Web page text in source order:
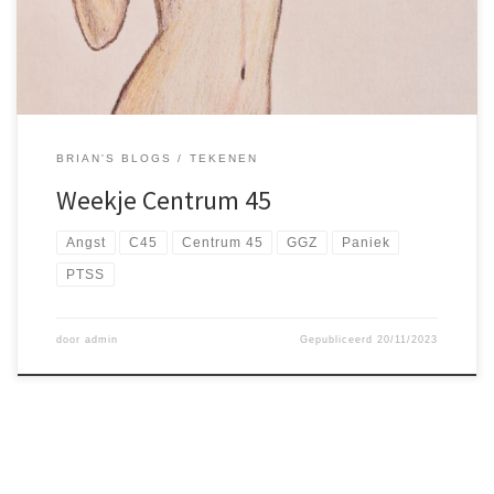
klachten. Tijdens de intensieve behandeling is ar af en toe tijd om
je creativiteit de ruimte […]
BRIAN'S BLOGS TEKENEN
Weekje Centrum 45
Angst C45 Centrum 45 GGZ Paniek
PTSS
door admin Gepubliceerd20/11/2023